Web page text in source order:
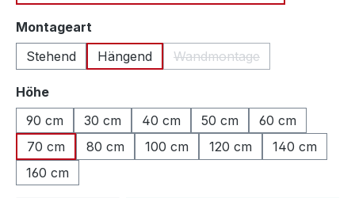
Montageart
Stehend
Hängend Wandmontage
(Diese Option ist zurzeit
Höheauswählen
90 cm
30 cm 40 cm 50 cm
60 cm
70 cm
80 cm 100 cm 120 cm
140 cm
160 cm